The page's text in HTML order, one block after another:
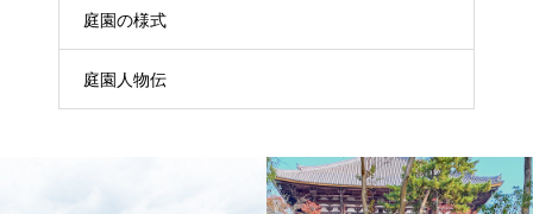
庭園の様式
庭園人物伝